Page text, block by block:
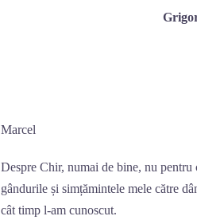
Grigore
Marcel
Despre Chir, numai de bine, nu
gândurile și simțămintele mele către
cât timp l-am cunoscut.